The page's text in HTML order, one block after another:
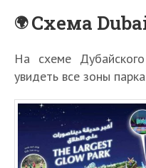
Схема
На схеме
увидеть все зоны